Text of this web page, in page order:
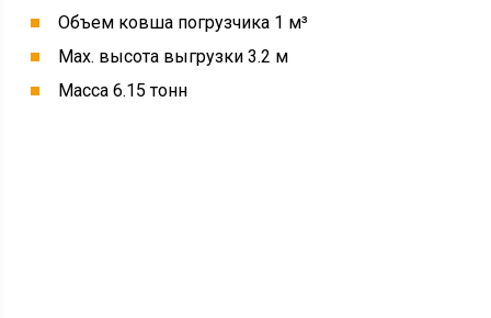
Объем ковша погрузчика 1 м³
Max. высота выгрузки 3.2 м
Масса 6.15 тонн